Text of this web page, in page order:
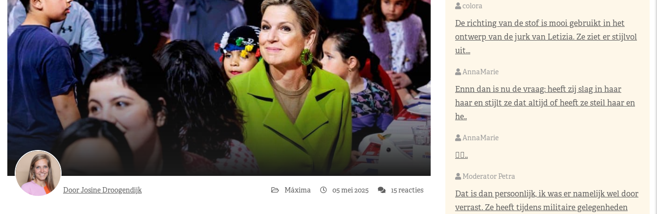
Door Josine Droogendijk Máxima 05 mei 2025 15 reacties
colora
De richting van de stof is mooi gebruikt in het
ontwerp van de jurk van Letizia. Ze ziet er stijlvol
uit...
AnnaMarie
Ennn dan is nu de vraag: heeft zij slag in haar
haar en stijlt ze dat altijd of heeft ze steil haar en
he..
AnnaMarie
👌🏼..
Moderator Petra
Dat is dan persoonlijk, ik was er namelijk wel door
verrast. Ze heeft tijdens militaire gelegenheden